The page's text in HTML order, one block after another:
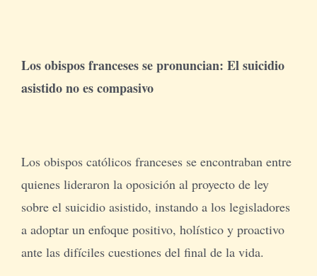
Los obispos franceses se pronuncian: El suicidio
asistido no es compasivo
Los obispos católicos franceses se encontraban entre
quienes lideraron la oposición al proyecto de ley
sobre el suicidio asistido, instando a los legisladores
a adoptar un enfoque positivo, holístico y proactivo
ante las difíciles cuestiones del final de la vida.